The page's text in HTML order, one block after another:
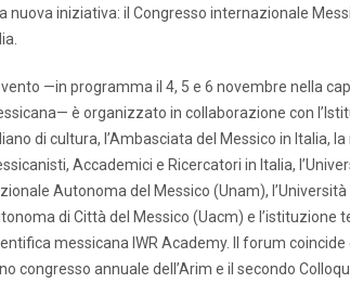
nuova iniziativa: il Congresso internazionale
—in programma il 4, 5 e 6 novembre nella
è organizzato in collaborazione con
di cultura, l’Ambasciata del Messico in Italia, la
Accademici e Ricercatori in Italia,
Autonoma del Messico (Unam), l’Università
di Città del Messico (Uacm) e l’istituzione
messicana IWR Academy. Il forum coincide
congresso annuale dell’Arim e il secondo